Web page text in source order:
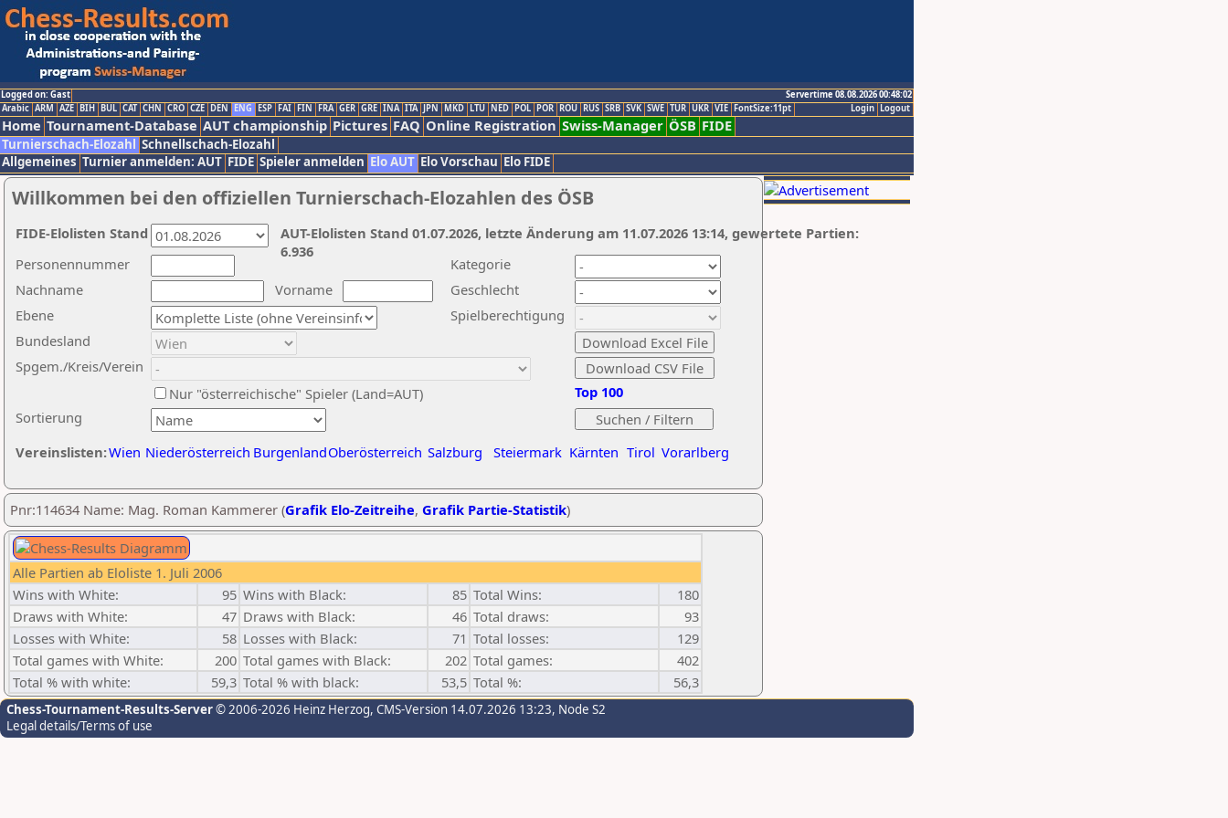
Logged on: Gast
Servertime 08.08.2026 00:48:02
Logout
Login
Arabic ARM AZE BIH BUL CAT CHN CRO CZE DEN ENG ESP FAI FIN FRA GER GRE INA ITA JPN MKD LTU NED POL POR ROU RUS SRB SVK SWE TUR UKR VIE FontSize:11pt
Home Tournament-Database AUT championship Pictures FAQ Online Registration Swiss-Manager ÖSB FIDE
Turnierschach-Elozahl Schnellschach-Elozahl
Allgemeines Turnier anmelden: AUT FIDE Spieler anmelden Elo AUT Elo Vorschau Elo FIDE
Willkommen bei den offiziellen Turnierschach-Elozahlen des ÖSB
Nachname
Vorname
Ebene
Kategorie
Sortierung
Personennummer
Bundesland
Spgem./Kreis/Verein
Geschlecht
Nur "österreichische" Spieler (Land=AUT)
Spielberechtigung
Vereinslisten:Wien Niederösterreich BurgenlandOberösterreich Salzburg Steiermark Kärnten Tirol Vorarlberg
Top 100
AUT-Elolisten Stand 01.07.2026, letzte Änderung am 11.07.2026 13:14, gewertete Partien:
6.936
FIDE-Elolisten Stand
Pnr:114634 Name: Mag. Roman Kammerer (Grafik Elo-Zeitreihe, Grafik Partie-Statistik)
Alle Partien ab Eloliste 1. Juli 2006
Wins with White:
95 Wins with Black: 85 Total Wins:
180
Draws with White:
47 Draws with Black: 46 Total draws:
93
Losses with White:
58 Losses with Black: 71 Total losses:
129
Total games with White:
200 Total games with Black: 202 Total games:
402
Total % with white:
59,3 Total % with black: 53,5 Total %: 56,3
Chess-Tournament-Results-Server© 2006-2026 Heinz Herzog, CMS-Version 14.07.2026 13:23, Node S2
Legal details/Terms of use